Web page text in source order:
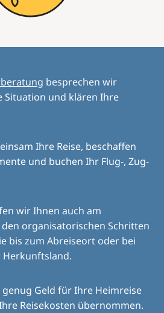
besprechen wir
Situation und klären Ihre
Ihre Reise, beschaffen
und buchen Ihr Flug-, Zug-
wir Ihnen auch am
organisatorischen Schritten
bis zum Abreiseort oder bei
Herkunftsland.
genug Geld für Ihre Heimreise
Reisekosten übernommen.